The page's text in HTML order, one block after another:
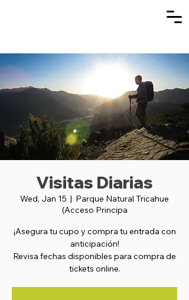
Visitas Diarias
Wed, Jan 15
  |
Parque Natural Tricahue
(Acceso Principa
¡Asegura tu cupo y compra tu entrada con
anticipación!
Revisa fechas disponibles para compra de
tickets online.